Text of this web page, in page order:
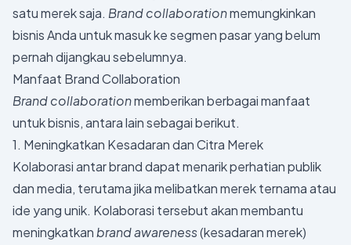
satu merek saja. Brand collaborationmemungkinkan
bisnis Anda untuk masuk ke segmen pasar yang belum
pernah dijangkau sebelumnya.
Manfaat Brand Collaboration
Brand collaborationmemberikan berbagai manfaat
untuk bisnis, antara lain sebagai berikut.
1. Meningkatkan Kesadaran dan Citra Merek
Kolaborasi antar brand dapat menarik perhatian publik
dan media, terutama jika melibatkan merek ternama atau
ide yang unik. Kolaborasi tersebut akan membantu
meningkatkanbrand awareness(kesadaran merek)